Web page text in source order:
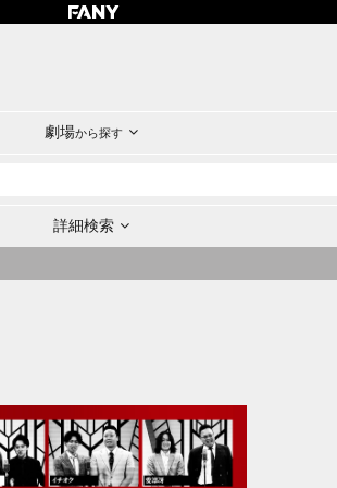
劇場から探す
詳細検索